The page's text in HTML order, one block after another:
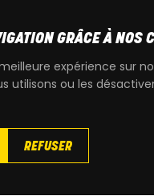
GRÂCE À NOS
expérience sur
utilisons ou les
REFUSER